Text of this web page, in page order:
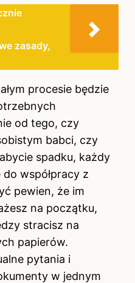
zasady,
procesie będzie
od tego, czy
babci, czy
spadku, każdy
współpracy z
pewien, że im
na początku,
stracisz na
papierów.
pytania i
w jednym